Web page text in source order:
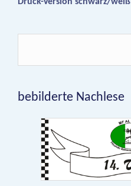
Druck-Version schwarz/weiß
bebilderte Nachlese